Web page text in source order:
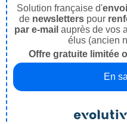
Solution française d'
de newsletters pour
par e-mail auprès de vos
élus (ancien
Offre gratuite limitée
En